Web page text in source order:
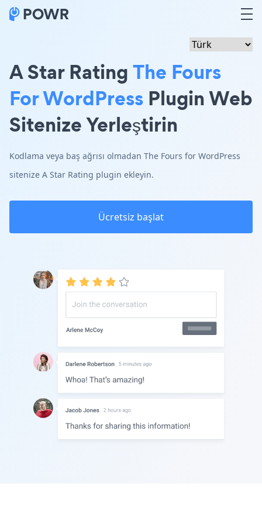
A Star RatingThe Fours
For WordPress Plugin Web
Sitenize Yerleştirin
Kodlama veya baş ağrısı olmadan The Fours for WordPress
sitenize A Star Rating plugin ekleyin.
Ücretsiz başlat